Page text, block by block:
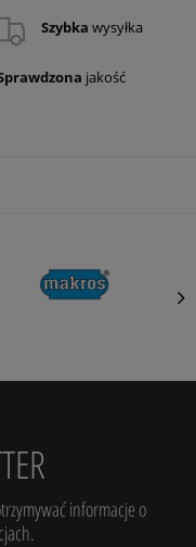
Szybka wysyłka
jakość
informacje o